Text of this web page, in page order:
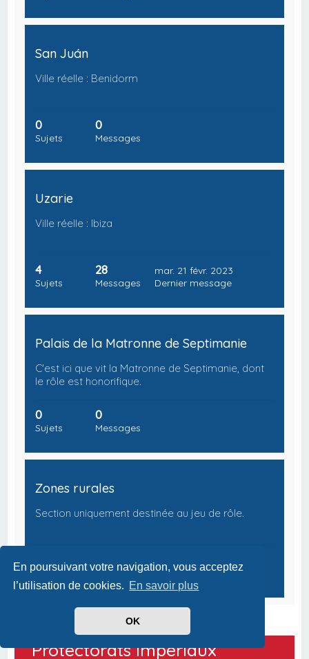
En poursuivant votre navigation, vous acceptez
l’utilisation de cookies. En savoir plus
OK
San Juán
Ville réelle : Benidorm
0
Sujets
0
Messages
Uzarie
Ville réelle : Ibiza
4
Sujets
28
Messages
mar. 21 févr. 2023
Dernier message
Palais de la Matronne de Septimanie
C'est ici que vit la Matronne de Septimanie, dont
le rôle est honorifique.
0
Sujets
0
Messages
Zones rurales
Section uniquement destinée au jeu de rôle.
Sujets Messages
Protectorats Impériaux